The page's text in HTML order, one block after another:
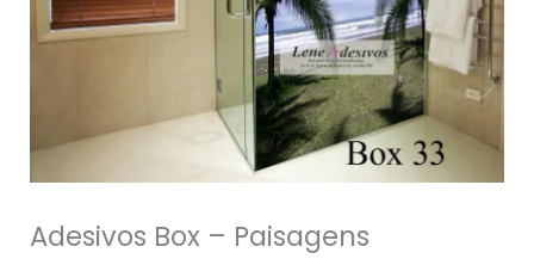
Adesivos Box – Paisagens